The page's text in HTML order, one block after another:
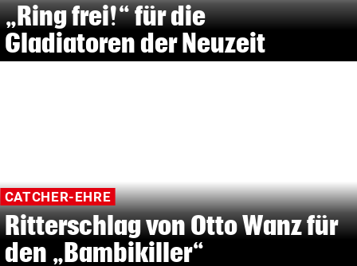
„Ring frei!“ für die
Gladiatoren der Neuzeit
CATCHER-EHRE
Ritterschlag von Otto Wanz für
den „Bambikiller“